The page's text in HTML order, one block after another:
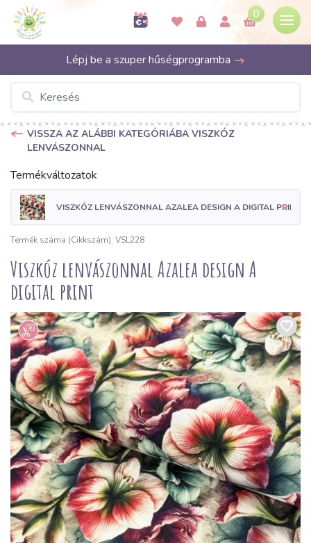
0
Lépj be a szuper hűségprogramba
VISSZA AZ ALÁBBI KATEGÓRIÁBA VISZKÓZ
LENVÁSZONNAL
Termékváltozatok
VISZKÓZ LENVÁSZONNAL AZALEA DESIGN A DIGITAL PRINT
Termék száma (Cikkszám): VSL228
Viszkóz lenvászonnal Azalea design A
digital print